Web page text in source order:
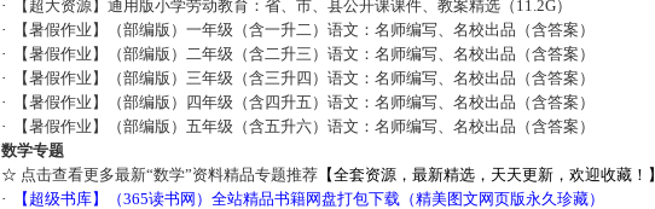
·
【超大资源】通用版小学劳动教育：省、市、县公开课课件、教案精选（11.2G）
·
【暑假作业】（部编版）一年级（含一升二）语文：名师编写、名校出品（含答案）
·
【暑假作业】（部编版）二年级（含二升三）语文：名师编写、名校出品（含答案）
·
【暑假作业】（部编版）三年级（含三升四）语文：名师编写、名校出品（含答案）
·
【暑假作业】（部编版）四年级（含四升五）语文：名师编写、名校出品（含答案）
·
【暑假作业】（部编版）五年级（含五升六）语文：名师编写、名校出品（含答案）
数学专题
☆ 点击查看更多最新“数学”资料精品专题推荐【全套资源，最新精选，天天更新，欢迎收藏！】
·
【超级书库】（365读书网）全站精品书籍网盘打包下载（精美图文网页版永久珍藏）